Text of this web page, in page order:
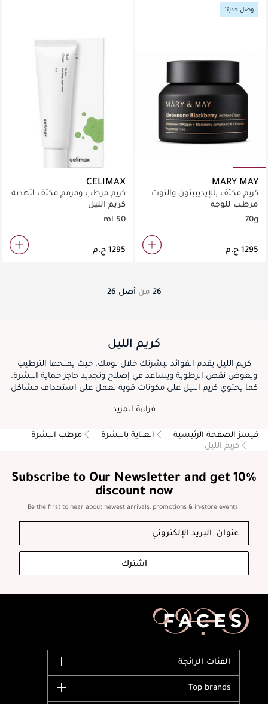
وصل حديثاً
MARY MAY
كريم مكثّف بالإيديبينون والتوت
الأسود
مرطب للوجه
70g
CELIMAX
كريم مرطب ومرمم مكثف لتهدئة
البشرة المتضررة والحساسة.
كريم الليل
50 ml
26 من أصل
كريم الليل
كريم الليل يقدم الفوائد لبشرتك خلال نومك. حيث يمنحها الترطيب
ويعوض نقص الرطوبة ويساعد في إصلاح وتجديد حاجز حماية البشرة.
كما يحتوي كريم الليل على مكونات قوية تعمل على استهداف مشاكل
لتساهم في بشرة منتعشة أكثر شباباً.
قراءة المزيد
فيسز الصفحة الرئيسية العناية بالبشرة
مرطب البشرة
كريم الليل
Subscribe to Our Newsletter and get 10%
discount now
Be the first to hear about newest arrivals, promotions & in-store events
اشترك
الفئات الرائجة
Top brands